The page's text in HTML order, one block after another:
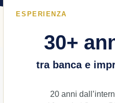
ESPERIENZA
30+
tra banca e
20 anni